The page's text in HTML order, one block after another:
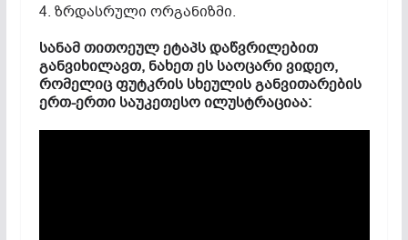
4. ზრდასრული ორგანიზმი.
სანამ თითოეულ ეტაპს დაწვრილებით
განვიხილავთ, ნახეთ ეს საოცარი ვიდეო,
რომელიც ფუტკრის სხეულის განვითარების
ერთ-ერთი საუკეთესო ილუსტრაციაა: